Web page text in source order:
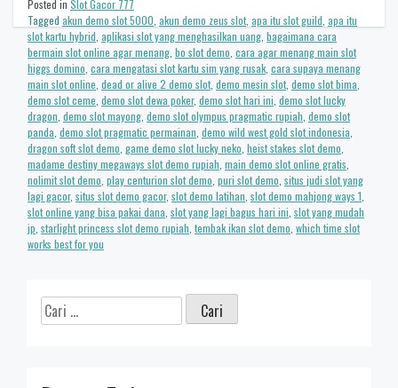
Posted in Slot Gacor 777
Tagged akun demo slot 5000 akun demo zeus slot, apa itu slot guild apa itu
slot kartu hybrid aplikasi slot yang menghasilkan uang bagaimana cara
bermain slot online agar menang bo slot demo cara agar menang main slot
higgs domino cara mengatasi slot kartu sim yang rusak cara supaya menang
main slot online dead or alive 2 demo slot, demo mesin slot, demo slot bima
demo slot ceme demo slot dewa poker, demo slot hari ini demo slot lucky
dragon demo slot mayong demo slot olympus pragmatic rupiah demo slot
panda demo slot pragmatic permainan demo wild west gold slot indonesia
dragon soft slot demo game demo slot lucky neko heist stakes slot demo
madame destiny megaways slot demo rupiah main demo slot online gratis
nolimit slot demo play centurion slot demo puri slot demo situs judi slot yang
lagi gacor, situs slot demo gacor, slot demo latihan slot demo mahjong ways 1
slot online yang bisa pakai dana slot yang lagi bagus hari ini slot yang mudah
jp starlight princess slot demo rupiah tembak ikan slot demo which time slot
works best for you
Cari
untuk: